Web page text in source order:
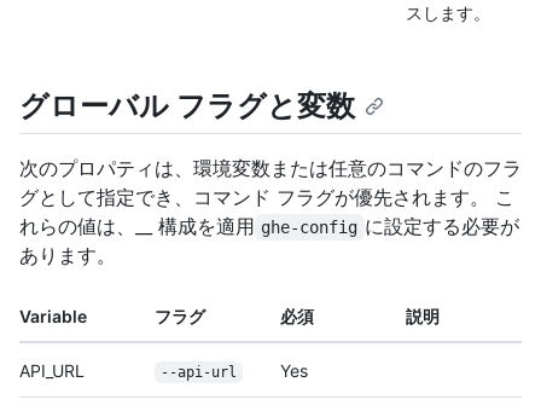
スします。
グローバル フラグと変数
次のプロパティは、環境変数または任意のコマンドのフラ
グとして指定でき、コマンド フラグが優先されます。 こ
れらの値は、__ 構成を適用 ghe-config に設定する必要が
あります。
Variable フラグ 必須 説明
API_URL --api-url Yes